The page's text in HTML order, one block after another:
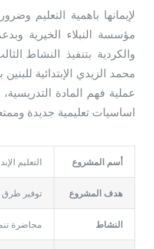
لإيمانها باهمية التعليم
مؤسسة النبلاء الخيرية
والكردية بتنفيذ النشاط
محمد الزيدي الإبتدائية
عملية فهم المادة
اساسيات تعليمية جديدة
التعليم أسم المشروع
توفير طرق هدف المشروع
محاضرة النشاط